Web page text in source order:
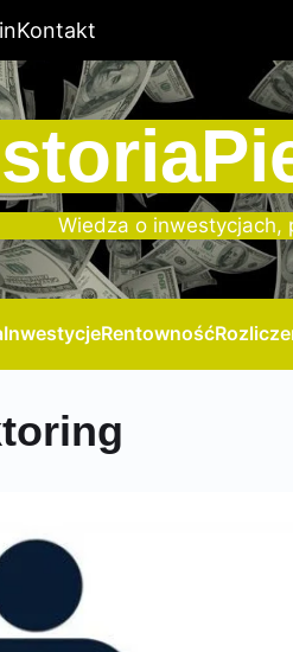
Kontakt
Wiedza o inwestycjach,
InwestycjeRentowność